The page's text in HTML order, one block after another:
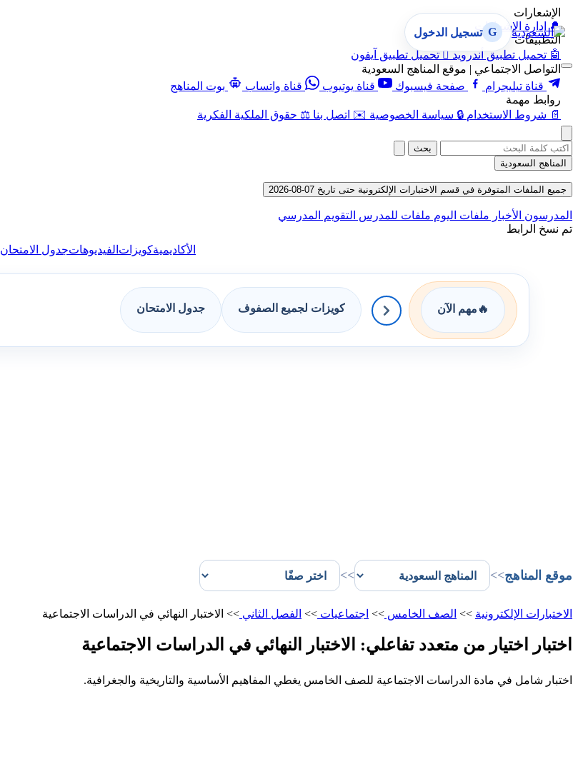
الإشعارات
🔔 إدارة الإشعارات
التطبيقات
🤖 تحميل تطبيق أندرويد  تحميل تطبيق آيفون
التواصل الاجتماعي | موقع المناهج السعودية
قناة تيليجرام
صفحة فيسبوك قناة يوتيوب قناة واتساب
بوت المناهج
روابط مهمة
📄 شروط الاستخدام 🔒 سياسة الخصوصية ✉️ اتصل بنا ⚖️ حقوق الملكية الفكرية
G تسجيل الدخول
بحث
المناهج السعودية
جميع الملفات المتوفرة في قسم الاختبارات الإلكترونية حتى تاريخ 07-08-2026
المدرسون الأخبار ملفات اليوم ملفات للمدرس التقويم المدرسي
تم نسخ الرابط
الأكاديميةكويزات الفيديوهاتجدول الامتحان
🔥 مهم الآن كويزات لجميع الصفوف جدول الامتحان
موقع المناهج>>
>>
الاختبارات الإلكترونية >> الصف الخامس >> اجتماعيات >> الفصل الثاني >> الاختبار النهائي في الدراسات الاجتماعية
اختبار اختيار من متعدد تفاعلي: الاختبار النهائي في الدراسات الاجتماعية
اختبار شامل في مادة الدراسات الاجتماعية للصف الخامس يغطي المفاهيم الأساسية والتاريخية والجغرافية.